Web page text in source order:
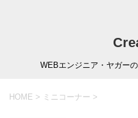
WEBエンジニア・ヤガー
HOME > ミニコーナー >